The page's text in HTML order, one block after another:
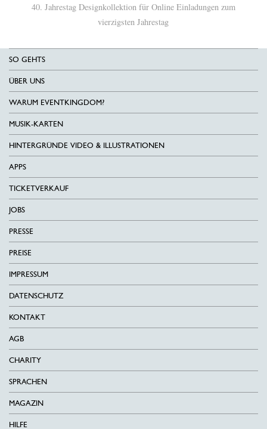
40. Jahrestag Designkollektion für Online Einladungen zum
vierzigsten Jahrestag
SO GEHTS
ÜBER UNS
WARUM EVENTKINGDOM?
MUSIK-KARTEN
HINTERGRÜNDE VIDEO & ILLUSTRATIONEN
APPS
TICKETVERKAUF
JOBS
PRESSE
PREISE
IMPRESSUM
DATENSCHUTZ
KONTAKT
AGB
CHARITY
SPRACHEN
MAGAZIN
HILFE